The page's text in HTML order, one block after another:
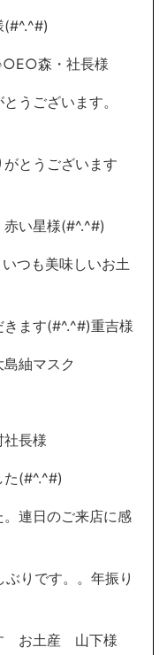
森・社長様
うございます。
とうございます
い星様(#^.^#)
つも美味しいお土
ます(#^.^#)重吉様
紬マスク
長様
た(#^.^#)
連日のご来店に感
りです。。年振り
お土産 山下様